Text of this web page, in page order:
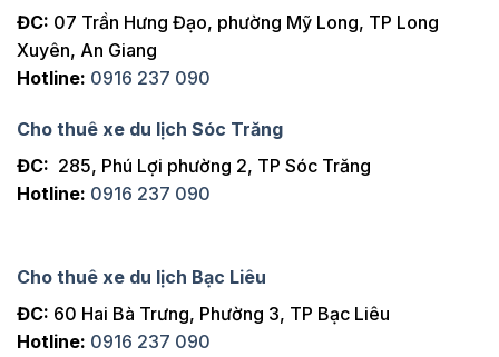
ĐC: 07 Trần Hưng Đạo, phường Mỹ Long, TP Long
Xuyên, An Giang
Hotline: 0916 237 090
Cho thuê xe du lịch Sóc Trăng
ĐC: 285, Phú Lợi phường 2, TP Sóc Trăng
Hotline: 0916 237 090
Cho thuê xe du lịch Bạc Liêu
ĐC: 60 Hai Bà Trưng, Phường 3, TP Bạc Liêu
Hotline: 0916 237 090